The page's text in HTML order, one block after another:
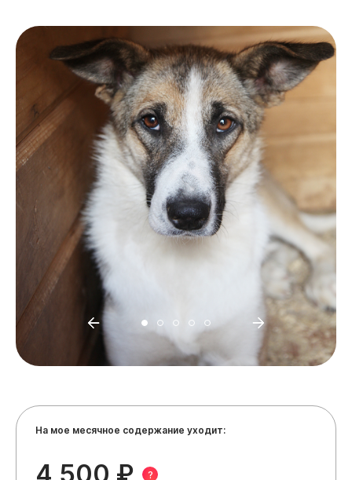
На мое месячное содержание уходит:
?